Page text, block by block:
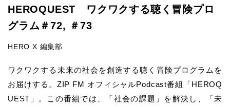
HEROQUEST ワクワクする聴く冒険プロ
グラム＃72, ＃73
HERO X 編集部
ワクワクする未来の社会を創造する聴く冒険プログラムを
お届けする。ZIP FM オフィシャルPodcast番組「HEROQ
UEST」。この番組では、「社会の課題」を解決し、「未